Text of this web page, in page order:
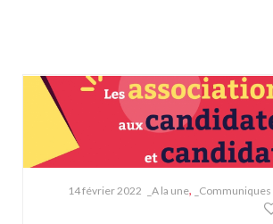
14 février 2022 _A la une,